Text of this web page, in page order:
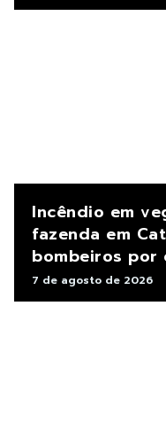
Incêndio em
fazenda em
bombeiros por
7 de agosto de 2026